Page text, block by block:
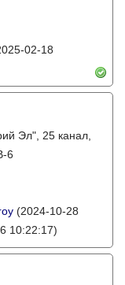
02-18
Эл", 25 канал,
6
(2024-10-28
10:22:17)